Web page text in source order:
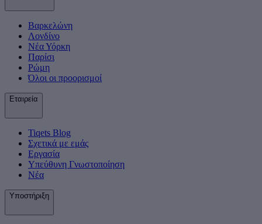
Βαρκελώνη
Λονδίνο
Νέα Υόρκη
Παρίσι
Ρώμη
Όλοι οι προορισμοί
Εταιρεία
Tiqets Βlog
Σχετικά με εμάς
Εργασία
Υπεύθυνη Γνωστοποίηση
Νέα
Υποστήριξη